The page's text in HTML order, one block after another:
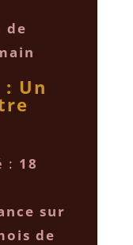
de
Un
: 18
sur
de